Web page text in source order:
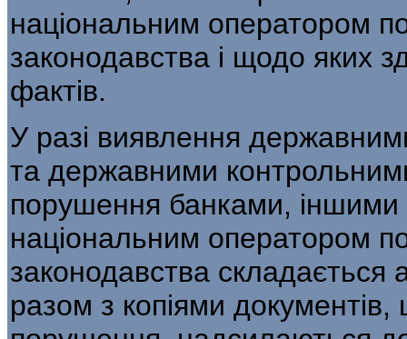
національним оператором
законодавства і щодо яких
фактів.
У разі виявлення
та державними
порушення банками,
національним опера­тором
законодавства складається
разом з копіями